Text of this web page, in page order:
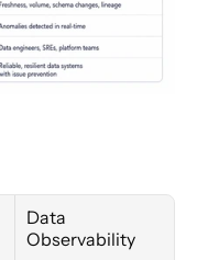
Data
Observability